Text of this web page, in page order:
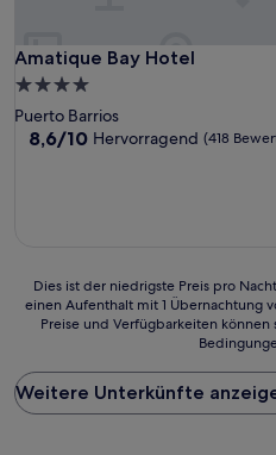
Amatique Bay Hotel
Amatique Bay Hotel
4.0-
Sterne-
Unterkunft
Puerto Barrios
8.6
8,6/10 Hervorragend (418
Dies
ist
Preis
pro
Nacht,
Dies ist der niedrigste Preis pro
einen Aufenthalt mit 1 Übernachtung
Preise und Verfügbarkeiten können
Weitere Unterkünfte